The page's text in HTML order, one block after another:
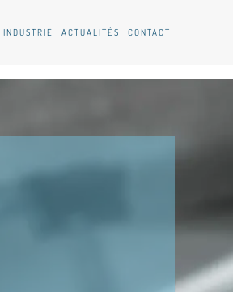
INDUSTRIE ACTUALITÉS CONTACT